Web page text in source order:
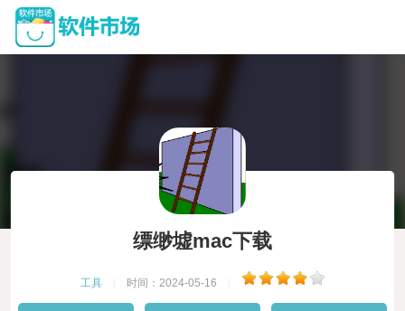
缥缈墟mac下载
工具 时间：2024-05-16